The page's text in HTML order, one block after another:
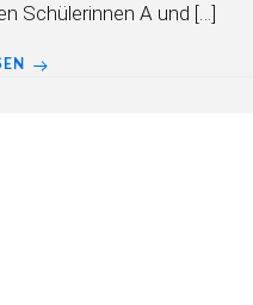
Schülerinnen A und […]